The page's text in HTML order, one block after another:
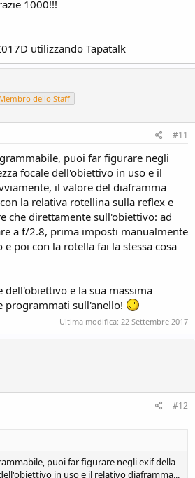
1000!!!
utilizzando Tapatalk
Membro dello Staff
#11
puoi far figurare negli
focale dell'obiettivo in uso e il
il valore del diaframma
la relativa rotellina sulla reflex e
che direttamente sull'obiettivo: ad
a f/2.8, prima imposti manualmente
poi con la rotella fai la stessa cosa
dell'obiettivo e la sua massima
programmati sull'anello!
Ultima modifica: 22 Settembre 2017
#12
puoi far figurare negli exif della
in uso e il relativo diaframma...